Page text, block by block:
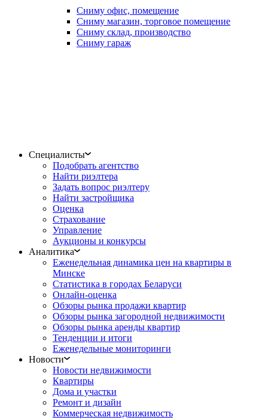
Сниму офис, помещение
Сниму магазин, торговое помещение
Сниму склад, производство
Сниму гараж
Специалисты
Подобрать агентство
Найти риэлтера
Задать вопрос риэлтеру
Найти застройщика
Оценка
Страхование
Управление
Аукционы и конкурсы
Аналитика
Еженедельная динамика цен на квартиры в
Минске
Статистика в городах Беларуси
Онлайн-оценка
Обзоры рынка продажи квартир
Обзоры рынка загородной недвижимости
Обзоры рынка аренды квартир
Тенденции и итоги
Еженедельные мониторинги
Новости
Новости недвижимости
Квартиры
Дома и участки
Ремонт и дизайн
Коммерческая недвижимость